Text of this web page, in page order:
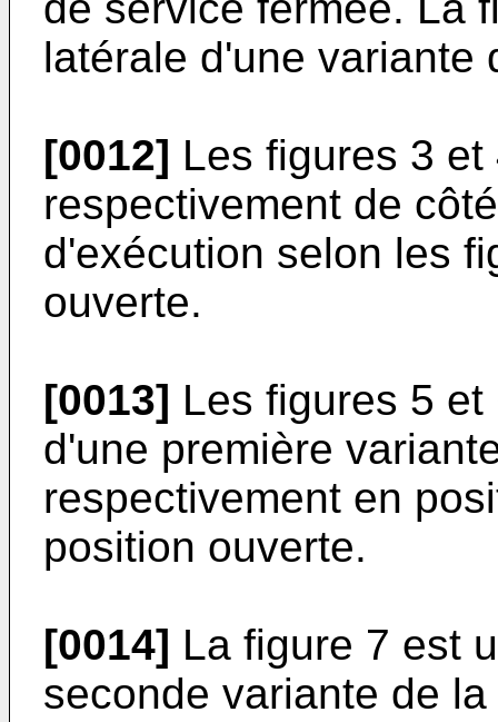
latérale d'une variante
[0012] Les figures 3
respectivement de
d'exécution selon les
ouverte.
[0013] Les figures 5
d'une première
respectivement en
position ouverte.
[0014] La figure 7 est
seconde variante de